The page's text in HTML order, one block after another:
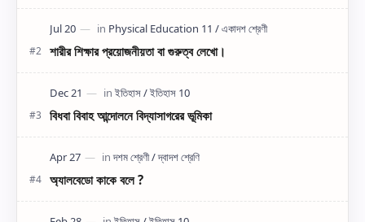
শারীর শিক্ষার প্রয়োজনীয়তা বা গুরুত্ব লেখো।
বিধবা বিবাহ আন্দোলনে বিদ্যাসাগরের ভূমিকা
অ্যালবেডো কাকে বলে ?